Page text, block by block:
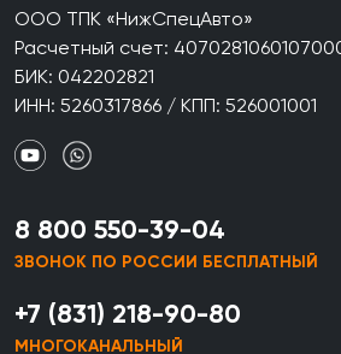
ООО ТПК «НижСпецАвто»
Расчетный счет:
БИК: 042202821
ИНН: 5260317866 / КПП: 526001001
8 800 550-39-04
ЗВОНОК ПО РОССИИ БЕСПЛАТНЫЙ
+7 (831) 218-90-80
МНОГОКАНАЛЬНЫЙ